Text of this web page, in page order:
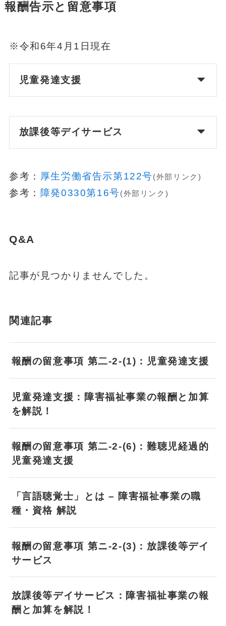
報酬告示と留意事項
※令和6年4月1日現在
児童発達支援
放課後等デイサービス
参考： 厚生労働省告示第122号(外部リンク)
参考： 障発0330第16号(外部リンク)
Q&A
記事が見つかりませんでした。
関連記事
報酬の留意事項 第二-2-(1)：児童発達支援
児童発達支援：障害福祉事業の報酬と加算
を解説！
報酬の留意事項 第二-2-(6)：難聴児経過的
児童発達支援
「言語聴覚士」とは – 障害福祉事業の職
種・資格 解説
報酬の留意事項 第ニ-2-(3)：放課後等デイ
サービス
放課後等デイサービス：障害福祉事業の報
酬と加算を解説！